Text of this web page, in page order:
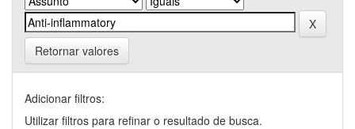
Retornar valores
Adicionar filtros:
Utilizar filtros para refinar o resultado de busca.